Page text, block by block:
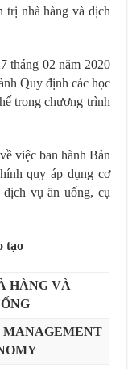
trị nhà hàng và dịch
tháng 02 năm 2020
Quy định các học
trong chương trình
việc ban hành Bản
quy áp dụng cơ
vụ ăn uống, cụ
tạo
HÀNG VÀ
MANAGEMENT